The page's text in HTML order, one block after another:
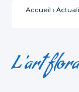
Accueil ›
L'art